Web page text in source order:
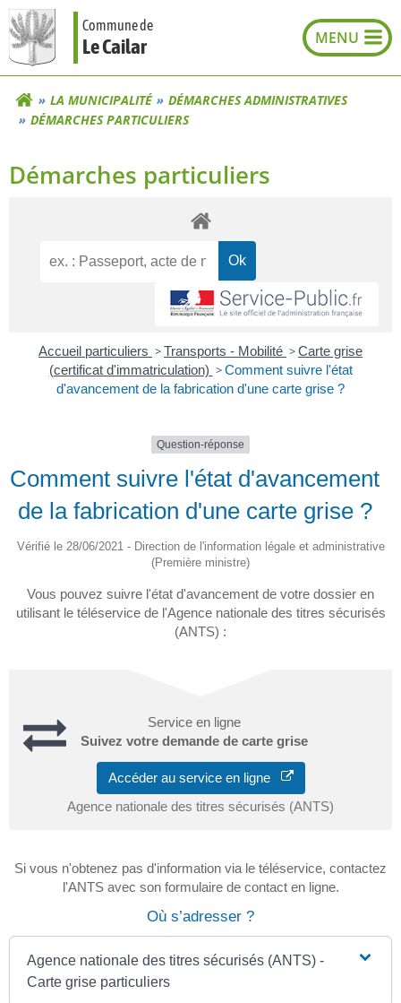
Aller
au
contenu
Commune de
Le Cailar
LA MUNICIPALITÉ
DÉMARCHES ADMINISTRATIVES
DÉMARCHES PARTICULIERS
Démarches particuliers
Accueil particuliers >Transports - Mobilité >Carte grise
(certificat d'immatriculation) > Comment suivre l'état
d'avancement de la fabrication d'une carte grise ?
Question-réponse
Comment suivre l'état d'avancement
de la fabrication d'une carte grise ?
Vérifié le 28/06/2021 - Direction de l'information légale et administrative
(Première ministre)
Vous pouvez suivre l'état d'avancement de votre dossier en
utilisant le téléservice de l'Agence nationale des titres sécurisés
(ANTS) :
Service en ligne
Suivez votre demande de carte grise
Accéder au service en ligne
Agence nationale des titres sécurisés (ANTS)
Si vous n'obtenez pas d'information via le téléservice, contactez
l'ANTS avec son formulaire de contact en ligne.
Où s’adresser ?
Agence nationale des titres sécurisés (ANTS) -
Carte grise particuliers